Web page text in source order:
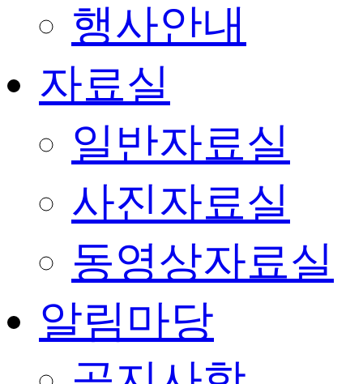
행사안내
자료실
일반자료실
사진자료실
동영상자료실
알림마당